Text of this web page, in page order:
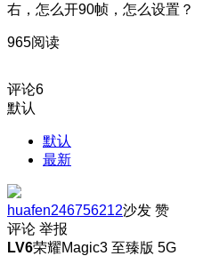
右，怎么开90帧，怎么设置？
965阅读
评论6
默认
默认
最新
huafen246756212沙发 赞
评论 举报
LV6荣耀Magic3 至臻版 5G